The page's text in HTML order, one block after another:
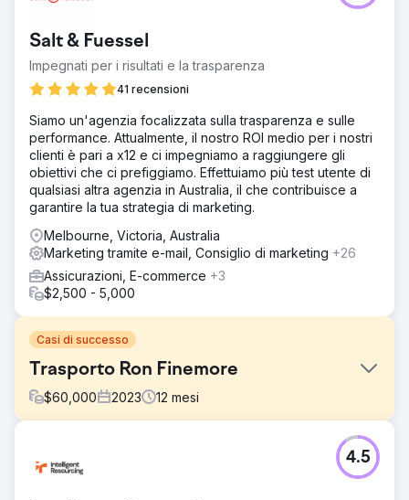
Salt & Fuessel
Impegnati per i risultati e la trasparenza
41 recensioni
Siamo un'agenzia focalizzata sulla trasparenza e sulle
performance. Attualmente, il nostro ROI medio per i nostri
clienti è pari a x12 e ci impegniamo a raggiungere gli
obiettivi che ci prefiggiamo. Effettuiamo più test utente di
qualsiasi altra agenzia in Australia, il che contribuisce a
garantire la tua strategia di marketing.
Melbourne, Victoria, Australia
Marketing tramite e-mail, Consiglio di marketing +26
Assicurazioni, E-commerce +3
$2,500 - 5,000
Casi di successo
Trasporto Ron Finemore
$60,000 2023 12 mesi
Ron Finemore Transport (RFT) ha dovuto affrontare costi
di reclutamento elevati, spendendo 261 $ a candidato,
4.5